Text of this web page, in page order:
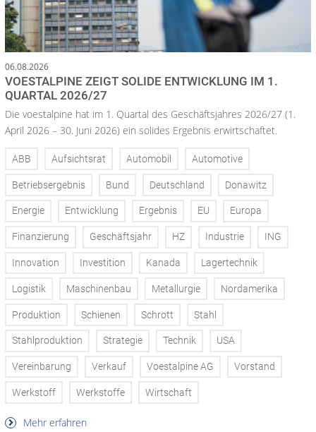
06.08.2026
VOESTALPINE ZEIGT SOLIDE ENTWICKLUNG IM 1.
QUARTAL 2026/27
Die voestalpine hat im 1. Quartal des Geschäftsjahres 2026/27 (1.
April 2026 – 30. Juni 2026) ein solides Ergebnis erwirtschaftet.
ABB Aufsichtsrat Automobil Automotive
Betriebsergebnis Bund Deutschland Donawitz
Energie Entwicklung Ergebnis EU Europa
Finanzierung Geschäftsjahr HZ Industrie ING
Innovation Investition Kanada Lagertechnik
Logistik Maschinenbau Metallurgie Nordamerika
Produktion Schienen Schrott Stahl
Stahlproduktion Strategie Technik USA
Vereinbarung Verkauf Voestalpine AG Vorstand
Werkstoff Werkstoffe Wirtschaft
Mehr erfahren